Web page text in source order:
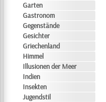
Garten
Gastronom
Gegenstände
Gesichter
Griechenland
Himmel
Illusionen der Meer
Indien
Insekten
Jugendstil